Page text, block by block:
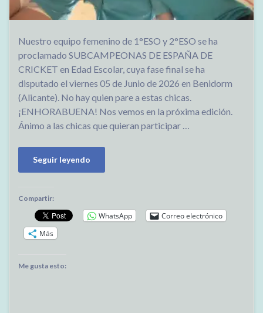
Nuestro equipo femenino de 1°ESO y 2°ESO se ha
proclamado SUBCAMPEONAS DE ESPAÑA DE
CRICKET en Edad Escolar, cuya fase final se ha
disputado el viernes 05 de Junio de 2026 en Benidorm
(Alicante). No hay quien pare a estas chicas.
¡ENHORABUENA! Nos vemos en la próxima edición.
Ánimo a las chicas que quieran participar …
Seguir leyendo
Compartir:
WhatsApp
Correo electrónico
Más
Me gusta esto: